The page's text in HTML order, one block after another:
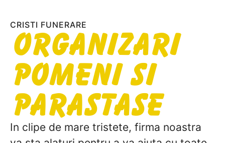
CRISTI FUNERARE
Organizari
Pomeni si
Parastase
In clipe de mare tristete, firma noastra